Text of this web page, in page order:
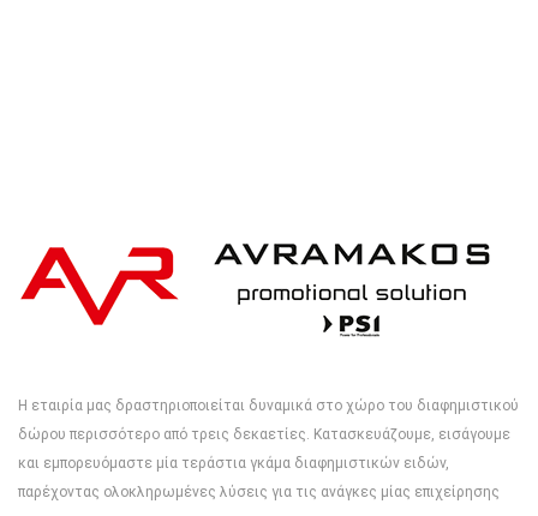
Η εταιρία μας δραστηριοποιείται δυναμικά στο χώρο του διαφημιστικού
δώρου περισσότερο από τρεις δεκαετίες. Κατασκευάζουμε, εισάγουμε
και εμπορευόμαστε μία τεράστια γκάμα διαφημιστικών ειδών,
παρέχοντας ολοκληρωμένες λύσεις για τις ανάγκες μίας επιχείρησης